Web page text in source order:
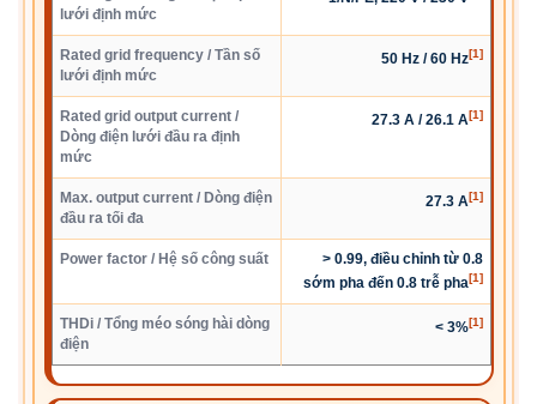
lưới định mức
Rated grid frequency / Tần số
lưới định mức
50 Hz / 60 Hz[1]
Rated grid output current /
Dòng điện lưới đầu ra định
mức
27.3 A / 26.1 A[1]
Max. output current / Dòng điện
đầu ra tối đa
27.3 A[1]
Power factor / Hệ số công suất
> 0.99, điều chỉnh từ 0.8
sớm pha đến 0.8 trễ pha[1]
THDi / Tổng méo sóng hài dòng
điện
< 3%[1]